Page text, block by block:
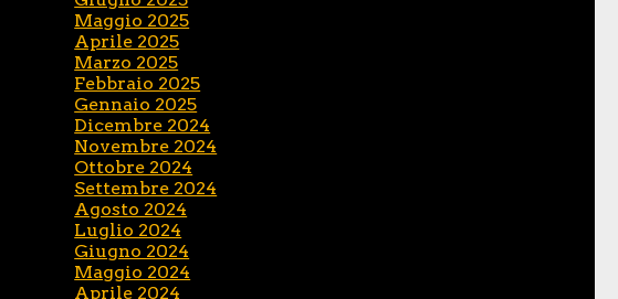
Maggio 2025
Aprile 2025
Marzo 2025
Febbraio 2025
Gennaio 2025
Dicembre 2024
Novembre 2024
Ottobre 2024
Settembre 2024
Agosto 2024
Luglio 2024
Giugno 2024
Maggio 2024
Aprile 2024